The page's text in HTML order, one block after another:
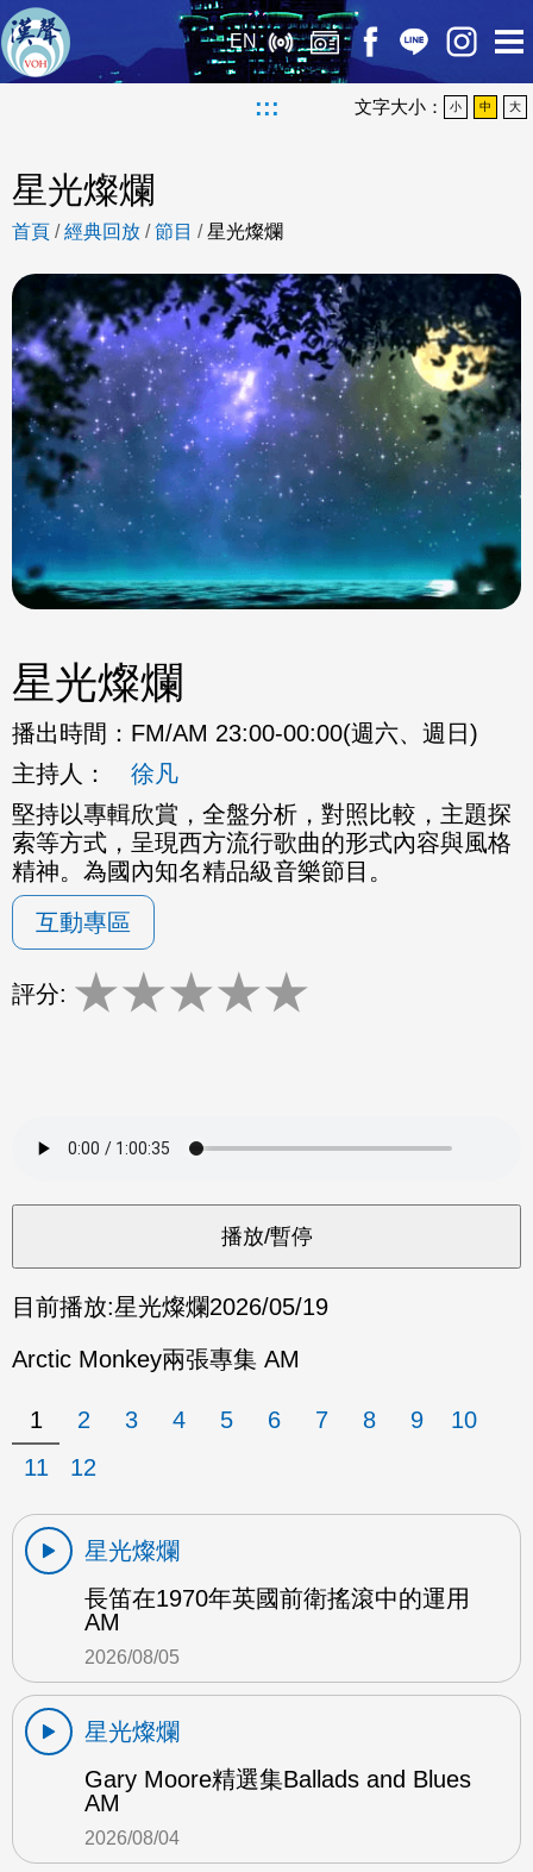
EN
::: 文字大小： 小 中 大
星光燦爛
首頁 /經典回放 /節目 /星光燦爛
星光燦爛
播出時間： FM/AM 23:00-00:00(週六、週日)
主持人：
徐凡
堅持以專輯欣賞，全盤分析，對照比較，主題探
索等方式，呈現西方流行歌曲的形式內容與風格
精神。為國內知名精品級音樂節目。
互動專區
評分: ★★★★★
目前播放:星光燦爛2026/05/19
Arctic Monkey兩張專集 AM
1 2 3 4 5 6 7 8 9
10
11
12
星光燦爛
長笛在1970年英國前衛搖滾中的運用
AM
2026/08/05
星光燦爛
Gary Moore精選集Ballads and Blues
AM
2026/08/04